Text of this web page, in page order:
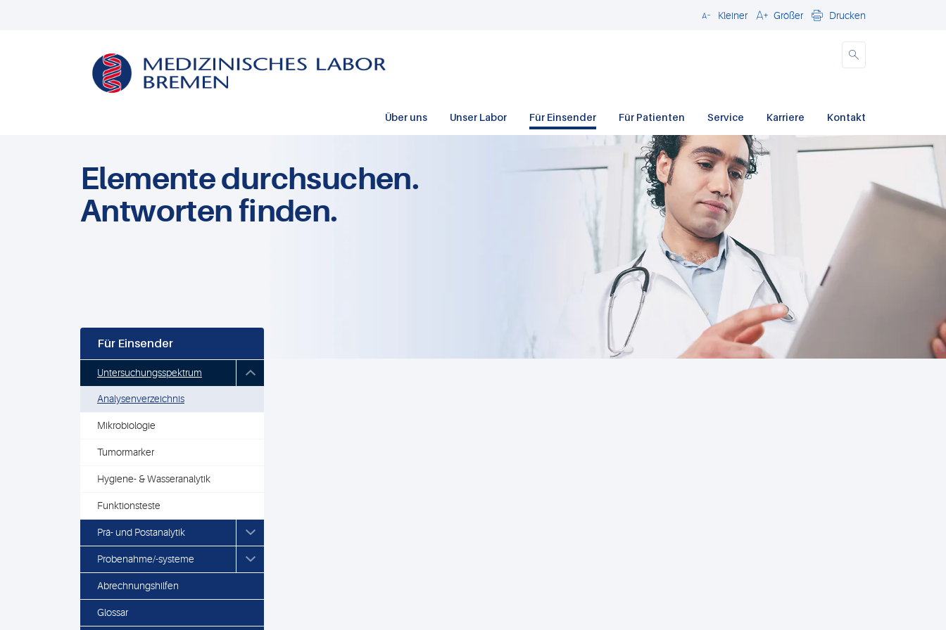
Schließen
Kleiner Größer Drucken
Über uns Unser Labor Für Einsender Für Patienten Service Karriere Kontakt
Elemente durchsuchen.
Antworten finden.
Für Einsender
Untersuchungsspektrum
Analysenverzeichnis
Mikrobiologie
Tumormarker
Hygiene- & Wasseranalytik
Funktionsteste
Prä- und Postanalytik
Probenahme/-systeme
Abrechnungshilfen
Glossar